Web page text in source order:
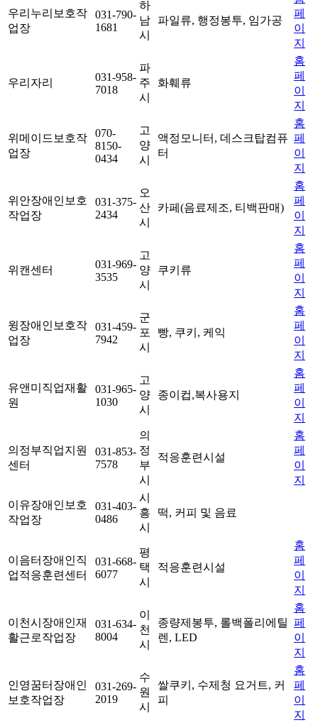
우리누리보호작
업장
031-790-
1681
하
남
시
파일류, 행정봉투, 임가공
페
이
지
우리자리
031-958-
7018
파
주
시
화훼류
홈
페
이
지
위메이드보호작
업장
070-
8150-
0434
고
양
시
액정모니터, 데스크탑컴퓨
터
홈
페
이
지
위안장애인보호
작업장
031-375-
2434
오
산
시
카페(음료제조, 티백판매)
홈
페
이
지
위캔센터
031-969-
3535
고
양
시
쿠키류
홈
페
이
지
윙장애인보호작
업장
031-459-
7942
군
포
시
빵, 쿠키, 케익
홈
페
이
지
유앤미직업재활
원
031-965-
1030
고
양
시
종이컵,복사용지
홈
페
이
지
의정부직업지원
센터
031-853-
7578
의
정
부
시
적응훈련시설
홈
페
이
지
이유장애인보호
작업장
031-403-
0486
시
흥
시
떡, 커피 및 음료
이음터장애인직
업적응훈련센터
031-668-
6077
평
택
시
적응훈련시설
홈
페
이
지
이천시장애인재
활근로작업장
031-634-
8004
이
천
시
종량제봉투, 롤백폴리에틸
렌, LED
홈
페
이
지
인영꿈터장애인
보호작업장
031-269-
2019
수
원
시
쌀쿠키, 수제청 요거트, 커
피
홈
페
이
지